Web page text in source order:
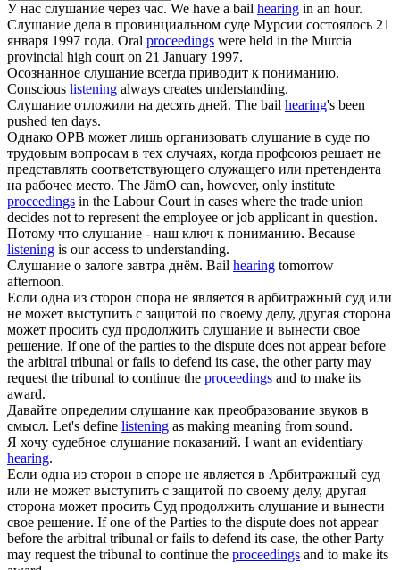
У нас слушание через час. We have a bail hearing in an hour.
Слушание дела в провинциальном суде Мурсии состоялось 21
января 1997 года. Oral proceedings were held in the Murcia
provincial high court on 21 January 1997.
Осознанное слушание всегда приводит к пониманию.
Conscious listening always creates understanding.
Слушание отложили на десять дней. The bail hearing's been
pushed ten days.
Однако ОРВ может лишь организовать слушание в суде по
трудовым вопросам в тех случаях, когда профсоюз решает не
представлять соответствующего служащего или претендента
на рабочее место. The JämO can, however, only institute
proceedings in the Labour Court in cases where the trade union
decides not to represent the employee or job applicant in question.
Потому что слушание - наш ключ к пониманию. Because
listening is our access to understanding.
Слушание о залоге завтра днём. Bail hearing tomorrow
afternoon.
Если одна из сторон спора не является в арбитражный суд или
не может выступить с защитой по своему делу, другая сторона
может просить суд продолжить слушание и вынести свое
решение. If one of the parties to the dispute does not appear before
the arbitral tribunal or fails to defend its case, the other party may
request the tribunal to continue the proceedings and to make its
award.
Давайте определим слушание как преобразование звуков в
смысл. Let's define listening as making meaning from sound.
Я хочу судебное слушание показаний. I want an evidentiary
hearing.
Если одна из сторон в споре не является в Арбитражный суд
или не может выступить с защитой по своему делу, другая
сторона может просить Суд продолжить слушание и вынести
свое решение. If one of the Parties to the dispute does not appear
before the arbitral tribunal or fails to defend its case, the other Party
may request the tribunal to continue the proceedings and to make its